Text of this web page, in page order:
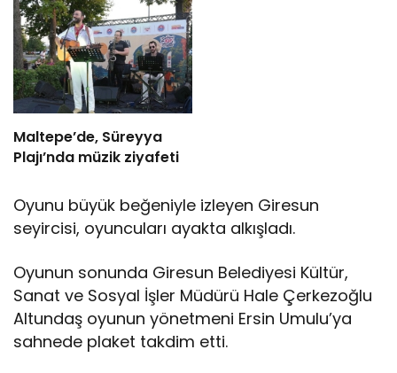
Maltepe’de, Süreyya
Plajı’nda müzik ziyafeti
Oyunu büyük beğeniyle izleyen Giresun
seyircisi, oyuncuları ayakta alkışladı.
Oyunun sonunda Giresun Belediyesi Kültür,
Sanat ve Sosyal İşler Müdürü Hale Çerkezoğlu
Altundaş oyunun yönetmeni Ersin Umulu’ya
sahnede plaket takdim etti.